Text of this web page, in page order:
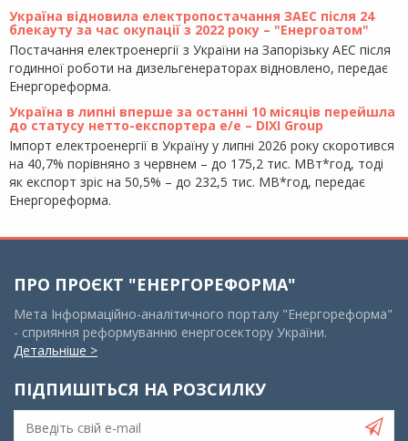
Україна відновила електропостачання ЗАЕС після 24
блекауту за час окупації з 2022 року – "Енергоатом"
Постачання електроенергії з України на Запорізьку АЕС після
годинної роботи на дизельгенераторах відновлено, передає
Енергореформа.
Україна в липні вперше за останні 10 місяців перейшла
до статусу нетто-експортера е/е – DIXI Group
Імпорт електроенергії в Україну у липні 2026 року скоротився
на 40,7% порівняно з червнем – до 175,2 тис. МВт*год, тоді
як експорт зріс на 50,5% – до 232,5 тис. МВ*год, передає
Енергореформа.
ПРО ПРОЄКТ "ЕНЕРГОРЕФОРМА"
Мета Інформаційно-аналітичного порталу "Енергореформа"
- сприяння реформуванню енергосектору України.
Детальніше >
ПІДПИШІТЬСЯ НА РОЗСИЛКУ